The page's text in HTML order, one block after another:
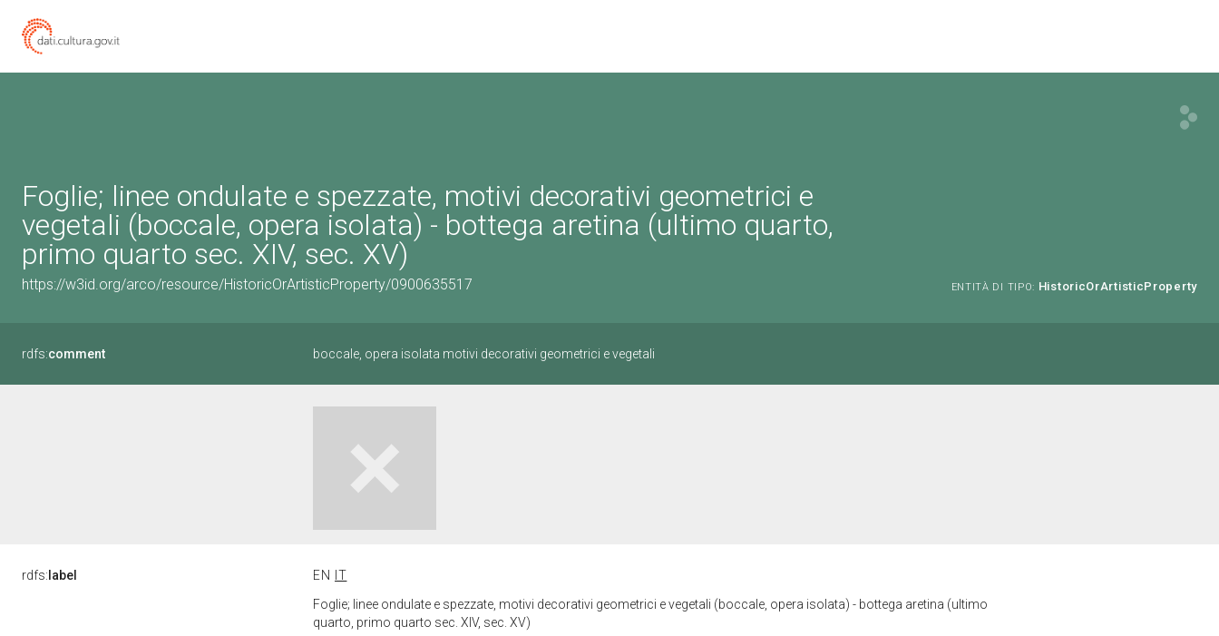
Foglie; linee ondulate e spezzate, motivi decorativi geometrici e
vegetali (boccale, opera isolata) - bottega aretina (ultimo quarto,
primo quarto sec. XIV, sec. XV)
https://w3id.org/arco/resource/HistoricOrArtisticProperty/0900635517 ENTITÀ DI TIPO: HistoricOrArtisticProperty
rdfs:comment boccale, opera isolata motivi decorativi geometrici e vegetali
rdfs: label EN
IT
Foglie; linee ondulate e spezzate, motivi decorativi geometrici e vegetali (boccale, opera isolata) - bottega aretina (ultimo
quarto, primo quarto sec. XIV, sec. XV)